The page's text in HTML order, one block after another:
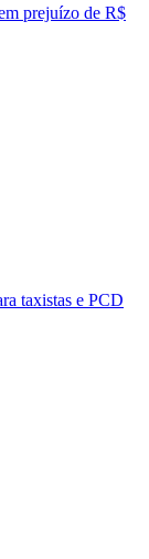
prejuízo de R$
taxistas e PCD